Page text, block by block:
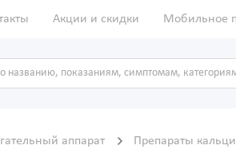
Акции и скидки Мобильное
аппарат Препараты